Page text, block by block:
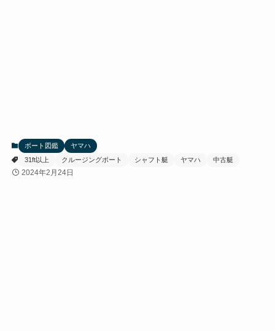
ボート図鑑
ヤマハ
31ft以上
クルージングボート シャフト艇 ヤマハ 中古艇
2024年2月24日